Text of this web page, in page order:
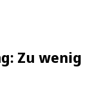
Zu wenig